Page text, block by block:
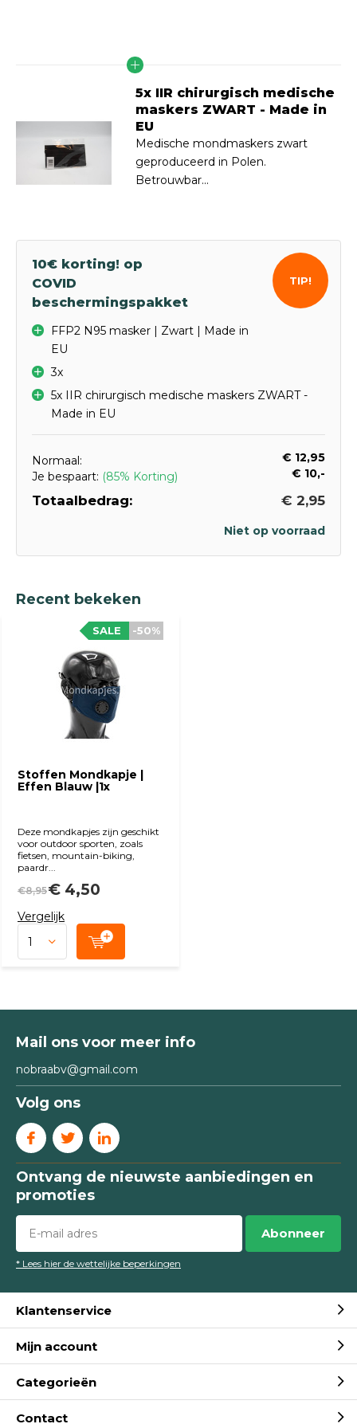
5x IIR chirurgisch medische
maskers ZWART - Made in
EU
Medische mondmaskers zwart
geproduceerd in Polen.
Betrouwbar...
10€ korting! op
COVID
beschermingspakket
FFP2 N95 masker | Zwart | Made in
EU
3x
5x IIR chirurgisch medische maskers ZWART -
Made in EU
Normaal:
€ 12,95
Je bespaart: (85% Korting) € 10,-
Totaalbedrag: € 2,95
TIP!
Niet op voorraad
Recent bekeken
Stoffen Mondkapje |
Effen Blauw |1x
-50%
SALE
Deze mondkapjes zijn geschikt
voor outdoor sporten, zoals
fietsen, mountain-biking,
paardr...
€8,95€ 4,50
Vergelijk
Mail ons voor meer info
nobraabv@gmail.com
Volg ons
Ontvang de nieuwste aanbiedingen en
promoties
Abonneer
* Lees hier de wettelijke beperkingen
Klantenservice
Mijn account
Categorieën
Contact